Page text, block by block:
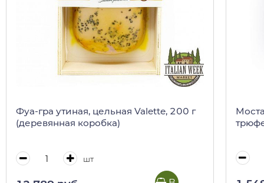
Фуа-гра утиная, цельная Valette, 200 г
(деревянная коробка)
шт